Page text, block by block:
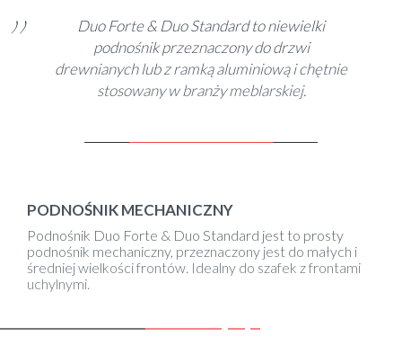
Duo Forte & Duo Standard to niewielki
podnośnik przeznaczony do drzwi
drewnianych lub z ramką aluminiową i chętnie
stosowany w branży meblarskiej.
PODNOŚNIK MECHANICZNY
Podnośnik Duo Forte & Duo Standard jest to prosty
podnośnik mechaniczny, przeznaczony jest do małych i
średniej wielkości frontów. Idealny do szafek z frontami
uchylnymi.